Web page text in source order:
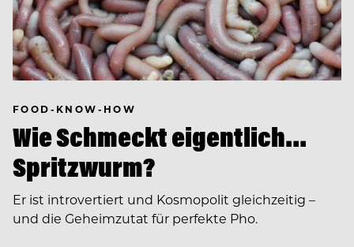
FOOD-KNOW-HOW
Wie Schmeckt eigentlich…
Spritzwurm?
Er ist introvertiert und Kosmopolit gleichzeitig –
und die Geheimzutat für perfekte Pho.